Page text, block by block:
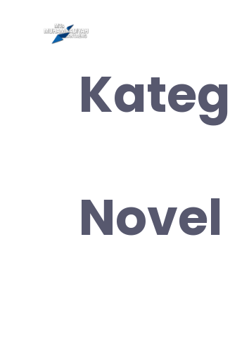
Novel